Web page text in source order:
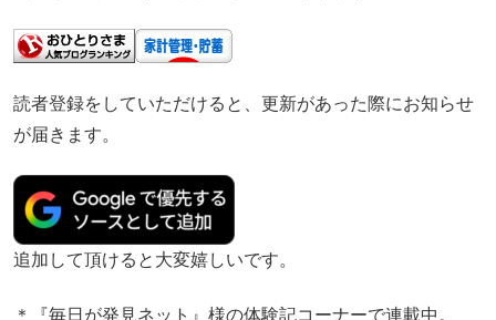
読者登録をしていただけると、更新があった際にお知らせ
が届きます。
追加して頂けると大変嬉しいです。
＊『毎日が発見ネット』様の体験記コーナーで連載中。